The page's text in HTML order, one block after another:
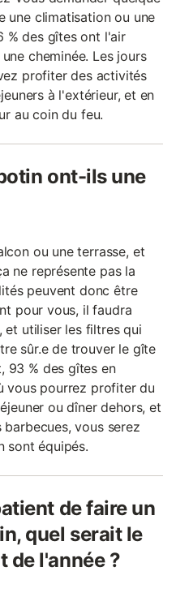
une climatisation ou une
% des gîtes ont l'air
cheminée. Les jours
profiter des activités
à l'extérieur, et en
au coin du feu.
ont-ils une
ou une terrasse, et
ne représente pas la
peuvent donc être
pour vous, il faudra
et utiliser les filtres qui
sûr.e de trouver le gîte
93 % des gîtes en
vous pourrez profiter du
ou dîner dehors, et
vous serez
sont équipés.
de faire un
quel serait le
de l'année ?